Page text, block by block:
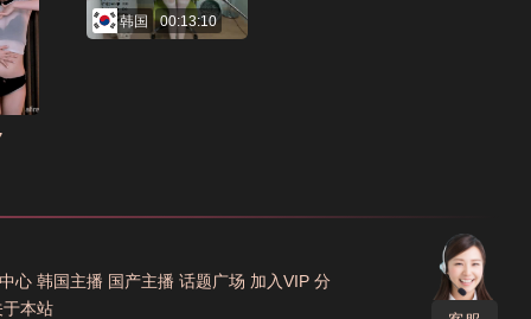
韩国 00:13:10
心 韩国主播 国产主播 话题广场 加入VIP 分
于本站